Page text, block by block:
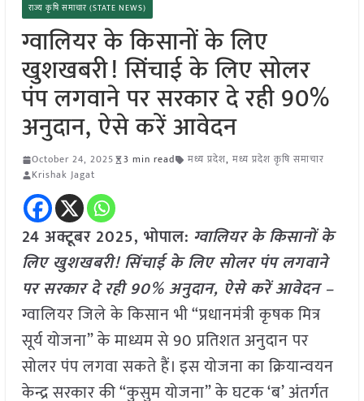
राज्य कृषि समाचार (STATE NEWS)
ग्वालियर के किसानों के लिए
खुशखबरी! सिंचाई के लिए सोलर
पंप लगवाने पर सरकार दे रही 90%
अनुदान, ऐसे करें आवेदन
October 24, 2025 3 min read मध्य प्रदेश, मध्य प्रदेश कृषि समाचार
Krishak Jagat
24 अक्टूबर 2025, भोपाल: ग्वालियर के किसानों के
लिए खुशखबरी! सिंचाई के लिए सोलर पंप लगवाने
पर सरकार दे रही 90% अनुदान, ऐसे करें आवेदन –
ग्वालियर जिले के किसान भी “प्रधानमंत्री कृषक मित्र
सूर्य योजना” के माध्यम से 90 प्रतिशत अनुदान पर
सोलर पंप लगवा सकते हैं। इस योजना का क्रियान्वयन
केन्द्र सरकार की “कुसुम योजना” के घटक ‘ब’ अंतर्गत